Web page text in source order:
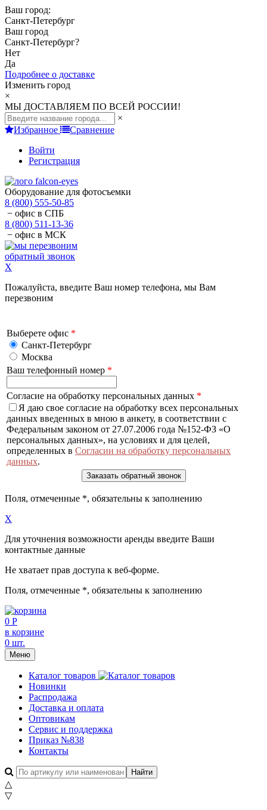
Ваш город:
Санкт-Петербург
Ваш город
Санкт-Петербург?
Нет
Да
Подробнее о доставке
Изменить город
×
МЫ ДОСТАВЛЯЕМ ПО ВСЕЙ РОССИИ!
×
Избранное
Сравнение
Войти
Регистрация
Оборудование для фотосъемки
8 (800) 555-50-85
− офис в СПБ
8 (800) 511-13-36
− офис в МСК
обратный звонок
X
Пожалуйста, введите Ваш номер телефона, мы Вам
перезвоним
Выберете офис *
Санкт-Петербург
Москва
Ваш телефонный номер *
Согласие на обработку персональных данных *
Я даю свое согласие на обработку всех персональных
данных введенных в мною в анкету, в соответствии с
Федеральным законом от 27.07.2006 года №152-ФЗ «О
персональных данных», на условиях и для целей,
определенных в Согласии на обработку персональных
данных.
Поля, отмеченные *, обязательны к заполнению
X
Для уточнения возможности аренды введите Ваши
контактные данные
Не хватает прав доступа к веб-форме.
Поля, отмеченные *, обязательны к заполнению
0 Р
в корзине
0 шт.
Меню
Каталог товаров
Новинки
Распродажа
Доставка и оплата
Оптовикам
Сервис и поддержка
Приказ №838
Контакты
△
▽